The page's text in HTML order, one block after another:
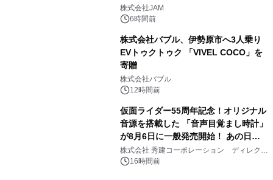
GR 4車種の FUNBOO(ミニカー)付き
メニューが展開されます
株式会社JAM
6時間前
株式会社バブル、伊勢原市へ3人乗り
EVトゥクトゥク 「VIVEL COCO」を
寄贈
株式会社バブル
12時間前
仮面ライダー55周年記念！オリジナル
音源を搭載した 「音声目覚まし時計」
が8月6日に一般発売開始！ あの日の
大興奮が今甦る
株式会社 秀建コーポレーション ディレクト
アートギャラリー
16時間前